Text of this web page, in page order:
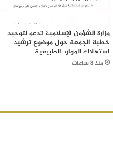
وزارة الشؤون الإسلامية تدعو لتوحيد
خطبة الجمعة حول موضوع ترشيد
استهلاك الموارد الطبيعية
منذ 8 ساعات